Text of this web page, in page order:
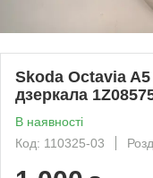
Skoda Octavia
дзеркала
В наявності
Код: 110325-03